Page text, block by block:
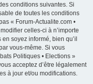
conditions suivantes. Si
de toutes les conditions
« Forum-Actualite.com •
celles-ci à n’importe
soyez informé, bien qu’il
vous-même. Si vous
Politiques • Elections »
acceptez d’être légalement
à jour et/ou modifications.